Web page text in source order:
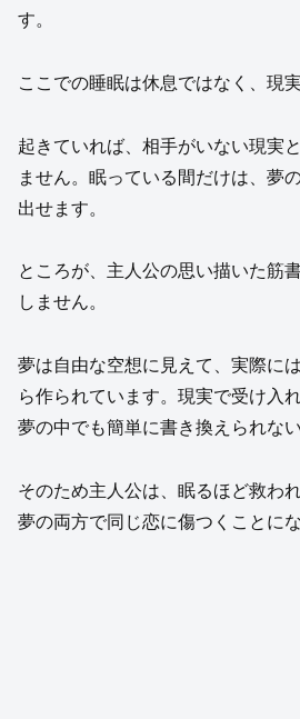
す。
ここでの睡眠は休息ではなく、現
起きていれば、相手がいない現実
ません。眠っている間だけは、夢
出せます。
ところが、主人公の思い描いた筋
しません。
夢は自由な空想に見えて、実際に
ら作られています。現実で受け入
夢の中でも簡単に書き換えられな
そのため主人公は、眠るほど救わ
夢の両方で同じ恋に傷つくことにな